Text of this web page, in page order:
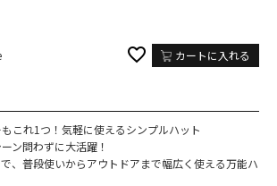
カートに入れる
これ1つ！気軽に使えるシンプルハット
ン問わずに大活躍！
、普段使いからアウトドアまで幅広く使える万能ハ